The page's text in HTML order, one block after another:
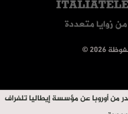
2026
من أوروبا عن مؤسسة إيطاليا تلغراف